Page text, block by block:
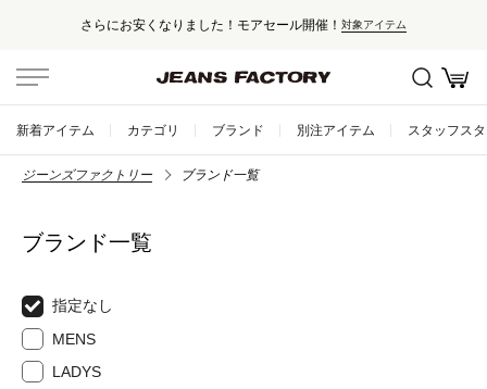
お安くなりました！モアセール開催！ 対象アイテム
新着アイテム カテゴリ ブランド 別注アイテム スタッフス
ジーンズファクトリー ブランド一覧
ブランド一覧
指定なし
MENS
LADYS